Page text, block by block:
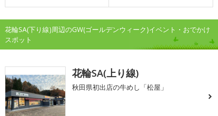
花輪SA(下り線)周辺のGW(ゴールデンウィーク)イベント・おでかけ
スポット
花輪SA(上り線)
秋田県初出店の牛めし「松屋」